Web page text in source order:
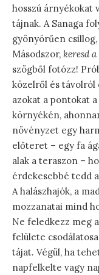
hosszú árnyékokat
tájnak. A Sanaga
gyönyörűen
Másodszor, keresd
szögből fotózz!
közelről és távolról
azokat a pontokat
környékén,
növényzet egy
előteret – egy fa
alak a teraszon –
érdekesebbé tedd
A halászhajók, a
mozzanatai mind
Ne feledkezz meg
felülete
tájat. Végül, ha
napfelkelte vagy